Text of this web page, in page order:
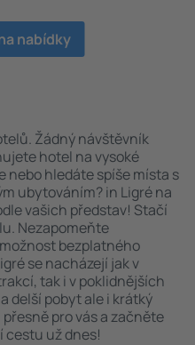
nabídky
Žádný návštěvník
hotel na vysoké
nebo hledáte spíše místa s
ubytováním? in Ligré na
vašich představ! Stačí
Nezapomeňte
bezplatného
se nacházejí jak v
tak i v poklidnějších
delší pobyt ale i krátký
pro vás a začněte
cestu už dnes!